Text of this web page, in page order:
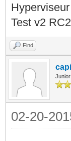
Test v2
Find
capi
02-20-